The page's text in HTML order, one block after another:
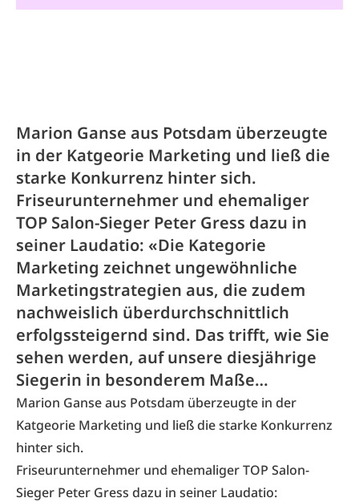
Marion Ganse aus Potsdam überzeugte
in der Katgeorie Marketing und ließ die
starke Konkurrenz hinter sich.
Friseurunternehmer und ehemaliger
TOP Salon-Sieger Peter Gress dazu in
seiner Laudatio: «Die Kategorie
Marketing zeichnet ungewöhnliche
Marketingstrategien aus, die zudem
nachweislich überdurchschnittlich
erfolgssteigernd sind. Das trifft, wie Sie
sehen werden, auf unsere diesjährige
Siegerin in besonderem Maße…
Marion Ganse aus Potsdam überzeugte in der
Katgeorie Marketing und ließ die starke Konkurrenz
hinter sich.
Friseurunternehmer und ehemaliger TOP Salon-
Sieger Peter Gress dazu in seiner Laudatio: